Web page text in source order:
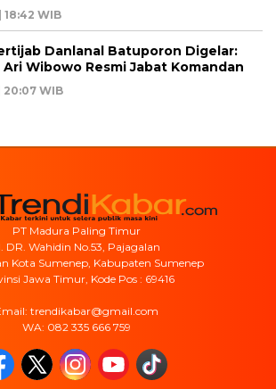
WIB
Danlanal Batuporon Digelar:
Wibowo Resmi Jabat Komandan
20:07 WIB
PT Madura Paling Timur
DR. Wahidin No.53, Pajagalan
Kota Sumenep, Kabupaten Sumenep
Jawa Timur, Kode Pos : 69416
trendikabar@gmail.com
WA: 082 335 666 759